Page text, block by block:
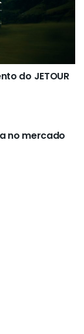
do JETOUR
no mercado